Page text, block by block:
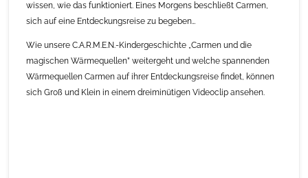
wissen, wie das funktioniert. Eines Morgens beschließt Carmen,
sich auf eine Entdeckungsreise zu begeben…
Wie unsere C.A.R.M.E.N.-Kindergeschichte „Carmen und die
magischen Wärmequellen” weitergeht und welche spannenden
Wärmequellen Carmen auf ihrer Entdeckungsreise findet, können
sich Groß und Klein in einem dreiminütigen Videoclip ansehen.